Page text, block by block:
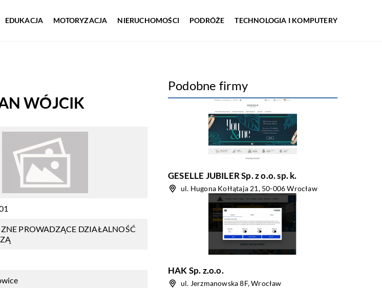
EDUKACJA MOTORYZACJA NIERUCHOMOŚCI PODRÓŻE TECHNOLOGIA I KOMPUTERY
WÓJCIK
PROWADZĄCE DZIAŁALNOŚĆ
Podobne firmy
GESELLE JUBILER Sp. z o.o. sp. k.
ul. Hugona Kołłątaja 21, 50-006 Wrocław
HAK Sp. z.o.o.
ul. Jerzmanowska 8F, Wrocław